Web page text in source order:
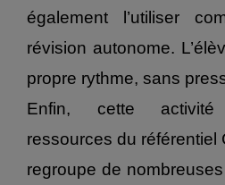
également l’utiliser
révision autonome.
propre rythme, sans
Enfin, cette
ressources du référentiel
regroupe de